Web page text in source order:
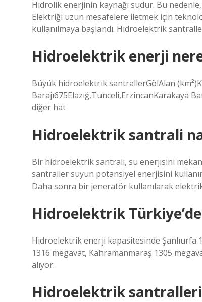
Hidrolik enerjinin kaynağı sudur. Bu
Elektriği uzun mesafelere iletmek için
kullanılmaya başlandı. Hidroelektrik
Hidroelektrik enerji
Büyük hidroelektrik santrallerGölAlan
Barajı675Elazığ,Tunceli,ErzincanKarakaya
diğer hat
Hidroelektrik santrali
Bir hidroelektrik santrali, su enerjisini
santraller suyun potansiyel enerjisini
Daha sonra bir jeneratör kullanılarak
Hidroelektrik Türkiye’de
Hidroelektrik enerji kapasitesinde Şanlıurfa
1316 megavat, Kahramanmaraş 1305
alıyor.
Hidroelektrik